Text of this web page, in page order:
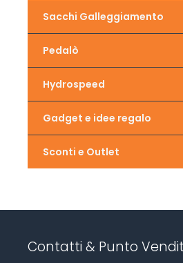
Sacchi Galleggiamento
Pedalò
Hydrospeed
Gadget e idee regalo
Sconti e Outlet
Contatti & Punto